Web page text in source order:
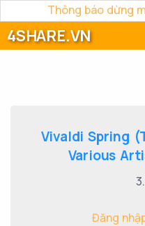
Thông báo dừng
4SHARE.VN
Vivaldi Spring
Various
Đăng